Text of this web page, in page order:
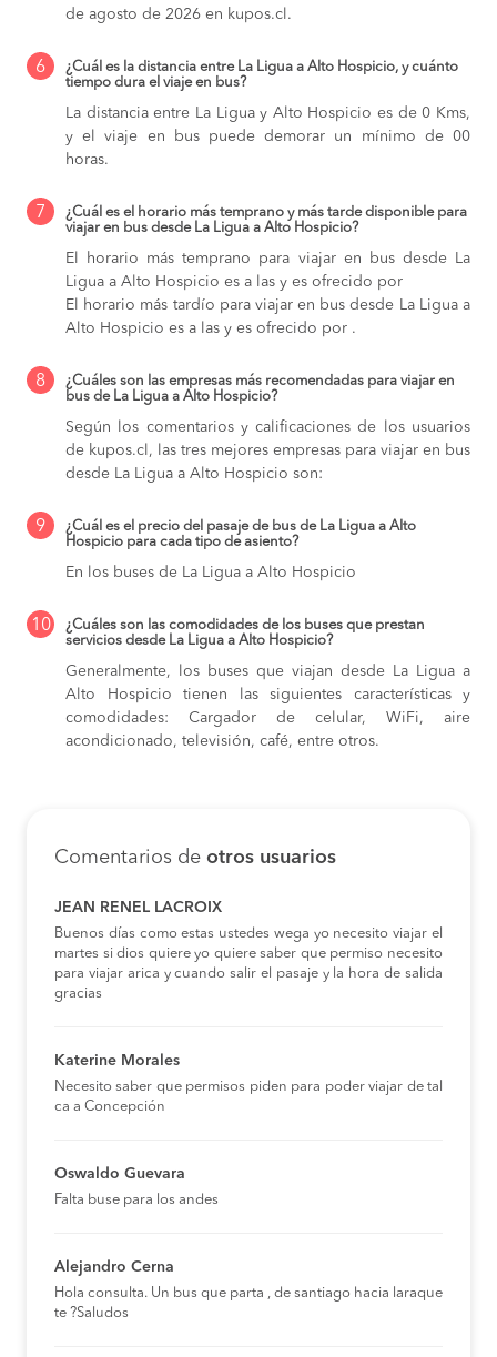
de agosto de 2026 en kupos.cl.
6
¿Cuál es la distancia entre La Ligua a Alto Hospicio, y cuánto
tiempo dura el viaje en bus?
La distancia entre La Ligua y Alto Hospicio es de 0 Kms,
y el viaje en bus puede demorar un mínimo de 00
horas.
7
¿Cuál es el horario más temprano y más tarde disponible para
viajar en bus desde La Ligua a Alto Hospicio?
El horario más temprano para viajar en bus desde La
Ligua a Alto Hospicio es a las y es ofrecido por
El horario más tardío para viajar en bus desde La Ligua a
Alto Hospicio es a las y es ofrecido por .
8
¿Cuáles son las empresas más recomendadas para viajar en
bus de La Ligua a Alto Hospicio?
Según los comentarios y calificaciones de los usuarios
de kupos.cl, las tres mejores empresas para viajar en bus
desde La Ligua a Alto Hospicio son:
9
¿Cuál es el precio del pasaje de bus de La Ligua a Alto
Hospicio para cada tipo de asiento?
En los buses de La Ligua a Alto Hospicio
10
¿Cuáles son las comodidades de los buses que prestan
servicios desde La Ligua a Alto Hospicio?
Generalmente, los buses que viajan desde La Ligua a
Alto Hospicio tienen las siguientes características y
comodidades: Cargador de celular, WiFi, aire
acondicionado, televisión, café, entre otros.
Comentarios de otros usuarios
JEAN RENEL LACROIX
Buenos días como estas ustedes wega yo necesito viajar el
martes si dios quiere yo quiere saber que permiso necesito
para viajar arica y cuando salir el pasaje y la hora de salida
gracias
Katerine Morales
Necesito saber que permisos piden para poder viajar de tal
ca a Concepción
Oswaldo Guevara
Falta buse para los andes
Alejandro Cerna
Hola consulta. Un bus que parta , de santiago hacia laraque
te ?Saludos